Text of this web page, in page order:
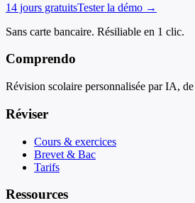
14 jours gratuitsTester la démo →
Sans carte bancaire. Résiliable en 1 clic.
Comprendo
Révision scolaire personnalisée par IA,
Réviser
Cours & exercices
Brevet & Bac
Tarifs
Ressources